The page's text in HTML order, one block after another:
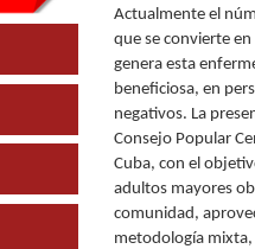
Actualmente el
que se convierte
genera esta
beneficiosa, en
negativos. La
Consejo Popular
Cuba, con el
adultos mayores
comunidad,
metodología